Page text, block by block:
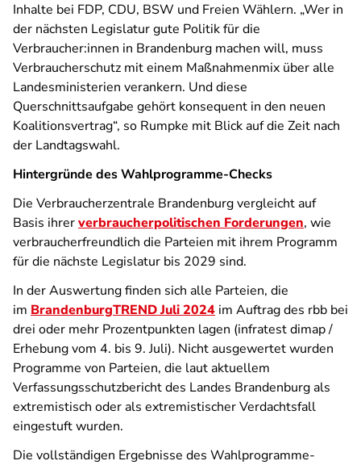
Inhalte bei FDP, CDU, BSW und Freien Wählern. „Wer in
der nächsten Legislatur gute Politik für die
Verbraucher:innen in Brandenburg machen will, muss
Verbraucherschutz mit einem Maßnahmenmix über alle
Landesministerien verankern. Und diese
Querschnittsaufgabe gehört konsequent in den neuen
Koalitionsvertrag“, so Rumpke mit Blick auf die Zeit nach
der Landtagswahl.
Hintergründe des Wahlprogramme-Checks
Die Verbraucherzentrale Brandenburg vergleicht auf
Basis ihrerverbraucherpolitischen Forderungen, wie
verbraucherfreundlich die Parteien mit ihrem Programm
für die nächste Legislatur bis 2029 sind.
In der Auswertung finden sich alle Parteien, die
im BrandenburgTREND Juli 2024 im Auftrag des rbb bei
drei oder mehr Prozentpunkten lagen (infratest dimap /
Erhebung vom 4. bis 9. Juli). Nicht ausgewertet wurden
Programme von Parteien, die laut aktuellem
Verfassungsschutzbericht des Landes Brandenburg als
extremistisch oder als extremistischer Verdachtsfall
eingestuft wurden.
Die vollständigen Ergebnisse des Wahlprogramme-